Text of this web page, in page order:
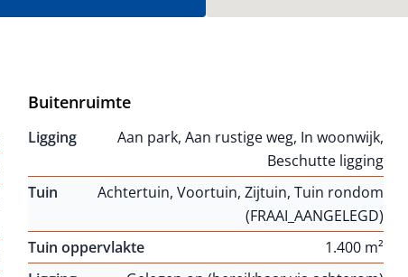
Buitenruimte
Ligging
Aan park, Aan rustige weg, In woonwijk,
Beschutte ligging
Tuin
Achtertuin, Voortuin, Zijtuin, Tuin rondom
(FRAAI_AANGELEGD)
Tuin oppervlakte
1.400 m²